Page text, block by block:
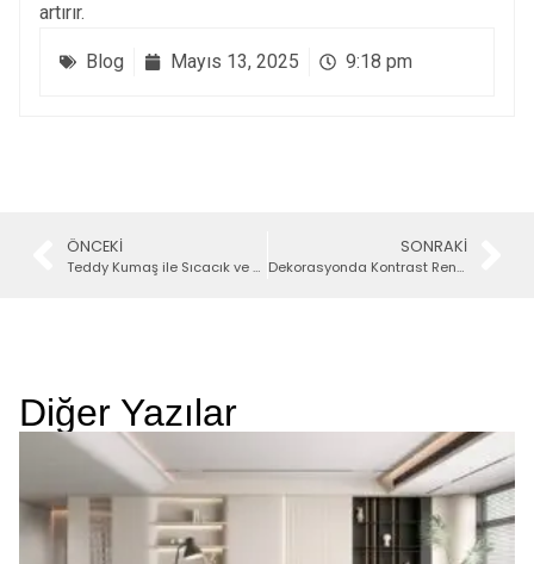
artırır.
Blog Mayıs 13, 2025 9:18 pm
ÖNCEKI
Teddy Kumaş ile Sıcacık ve Modern Dekorasyon Önerileri
SONRAKI
Dekorasyonda Kontrast Renk Kullanımı: İpuçları ve Örnekler
Diğer Yazılar